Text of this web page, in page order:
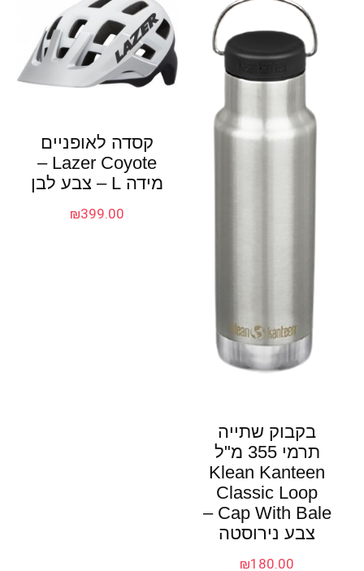
בקבוק שתייה
תרמי 355 מ"ל
Klean Kanteen
Classic Loop
Cap With Bale –
צבע נירוסטה
₪180.00
קסדה לאופניים
Lazer Coyote –
מידה L – צבע לבן
₪399.00